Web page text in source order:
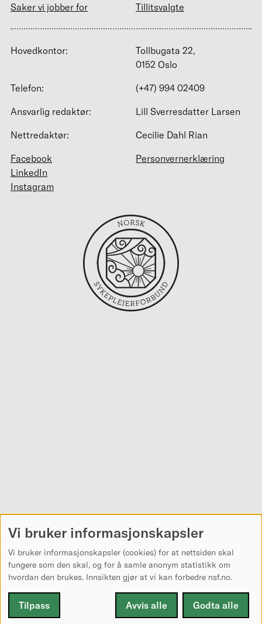
Saker vi jobber for
Tillitsvalgte
Hovedkontor:
Tollbugata 22,
0152 Oslo
Telefon:
(+47) 994 02409
Ansvarlig redaktør:
Lill Sverresdatter Larsen
Nettredaktør:
Cecilie Dahl Rian
Facebook
LinkedIn
Instagram
Personvernerklæring
Vi bruker informasjonskapsler
Vi bruker informasjonskapsler (cookies) for at nettsiden skal
fungere som den skal, og for å samle anonym statistikk om
hvordan den brukes. Innsikten gjør at vi kan forbedre nsf.no.
Tilpass Avvis alle Godta alle